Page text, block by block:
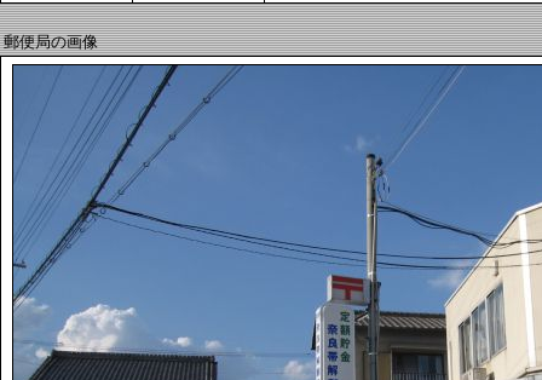
郵便局の画像